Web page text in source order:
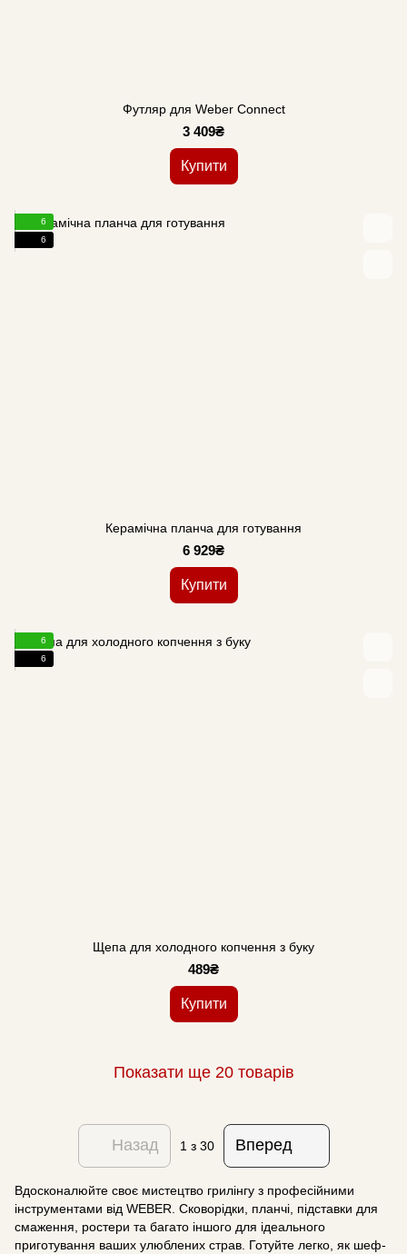
Футляр для Weber Connect
3 409₴
Купити
6
6
Керамічна планча для готування
6 929₴
Купити
6
6
Щепа для холодного копчення з буку
489₴
Купити
Показати ще 20 товарів
Назад 1 з 30 Вперед
Вдосконалюйте своє мистецтво грилінгу з професійними
інструментами від WEBER. Сковорідки, планчі, підставки для
смаження, ростери та багато іншого для ідеального
приготування ваших улюблених страв. Готуйте легко, як шеф-